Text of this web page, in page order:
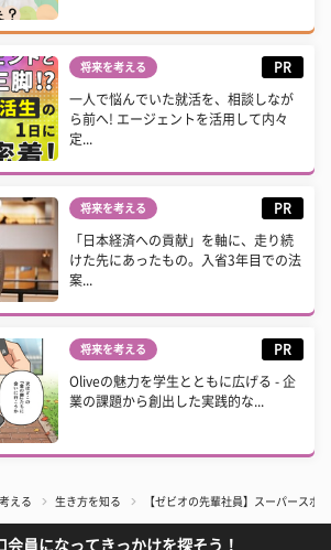
将来を考える PR
一人で悩んでいた就活を、相談しなが
ら前へ! エージェントを活用して内々
定...
将来を考える PR
「日本経済への貢献」を軸に、走り続
けた先にあったもの。入省3年目での法
案...
将来を考える PR
Oliveの魅力を学生とともに広げる - 企
業の課題から創出した実践的な...
える 生き方を知る 【ゼビオの先輩社員】スーパースポ
会員になってきっかけを探そう！